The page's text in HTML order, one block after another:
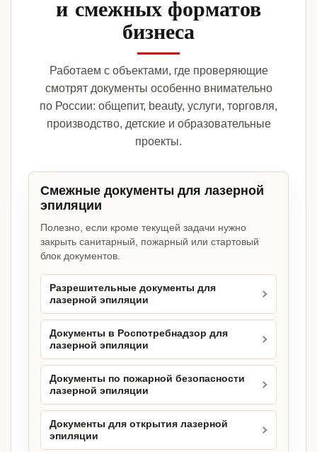
и смежных форматов
бизнеса
Работаем с объектами, где проверяющие
смотрят документы особенно внимательно
по России: общепит, beauty, услуги, торговля,
производство, детские и образовательные
проекты.
Смежные документы для лазерной
эпиляции
Полезно, если кроме текущей задачи нужно
закрыть санитарный, пожарный или стартовый
блок документов.
Разрешительные документы для
лазерной эпиляции
Документы в Роспотребнадзор для
лазерной эпиляции
Документы по пожарной безопасности
лазерной эпиляции
Документы для открытия лазерной
эпиляции